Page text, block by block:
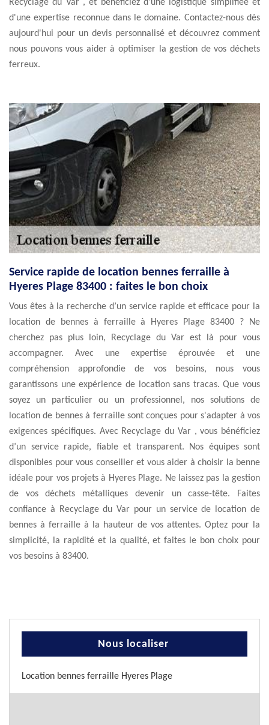
Recyclage du Var , et bénéficiez d'une logistique simplifiée et
d'une expertise reconnue dans le domaine. Contactez-nous dès
aujourd'hui pour un devis personnalisé et découvrez comment
nous pouvons vous aider à optimiser la gestion de vos déchets
ferreux.
Service rapide de location bennes ferraille à
Hyeres Plage 83400 : faites le bon choix
Vous êtes à la recherche d’un service rapide et efficace pour la
location de bennes à ferraille à Hyeres Plage 83400 ? Ne
cherchez pas plus loin, Recyclage du Var est là pour vous
accompagner. Avec une expertise éprouvée et une
compréhension approfondie de vos besoins, nous vous
garantissons une expérience de location sans tracas. Que vous
soyez un particulier ou un professionnel, nos solutions de
location de bennes à ferraille sont conçues pour s'adapter à vos
exigences spécifiques. Avec Recyclage du Var , vous bénéficiez
d’un service rapide, fiable et transparent. Nos équipes sont
disponibles pour vous conseiller et vous aider à choisir la benne
idéale pour vos projets à Hyeres Plage. Ne laissez pas la gestion
de vos déchets métalliques devenir un casse-tête. Faites
confiance à Recyclage du Var pour un service de location de
bennes à ferraille à la hauteur de vos attentes. Optez pour la
simplicité, la rapidité et la qualité, et faites le bon choix pour
vos besoins à 83400.
Nous localiser
Location bennes ferraille Hyeres Plage